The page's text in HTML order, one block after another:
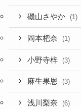
磯山さやか (1)
岡本杷奈 (1)
小野寺梓 (3)
麻生果恩 (3)
浅川梨奈 (6)